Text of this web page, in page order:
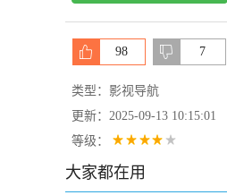
98 7
类型：影视导航
更新：2025-09-13 10:15:01
等级：
大家都在用